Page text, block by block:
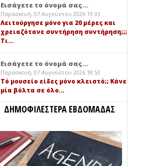
Εισάγετε το όνομά σας...
Παρασκευή, 07 Αυγούστου 2026 19:33
Λειτούργησε μόνο για 20 μέρες και
χρειαζότανε συντήρηση συντήρηση;;;
Τι…
Εισάγετε το όνομά σας...
Παρασκευή, 07 Αυγούστου 2026 18:53
Τό μουσείο είδες μόνο κλειστό;; Κάνε
μία βόλτα σε όλο…
ΔΗΜΟΦΙΛΕΣΤΕΡΑ ΕΒΔΟΜΑΔΑΣ